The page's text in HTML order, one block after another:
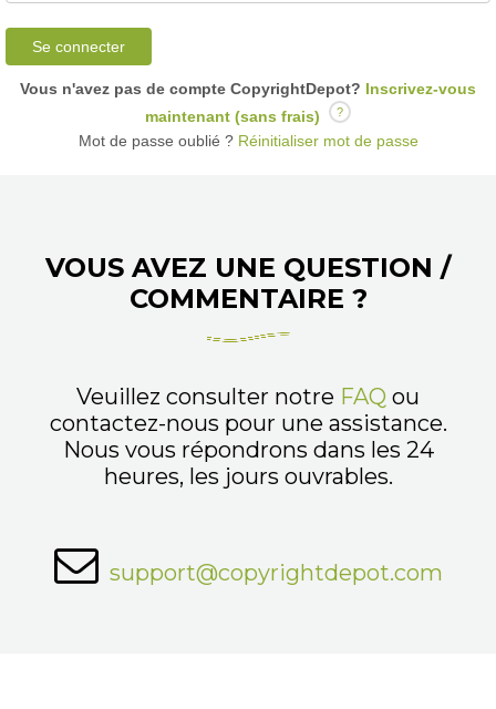
Se connecter
Vous n'avez pas de compte CopyrightDepot? Inscrivez-vous
maintenant (sans frais)
?
Mot de passe oublié ?Réinitialiser mot de passe
VOUS AVEZ UNE QUESTION /
COMMENTAIRE ?
Veuillez consulter notre FAQ ou
contactez-nous pour une assistance.
Nous vous répondrons dans les 24
heures, les jours ouvrables.
support@copyrightdepot.com